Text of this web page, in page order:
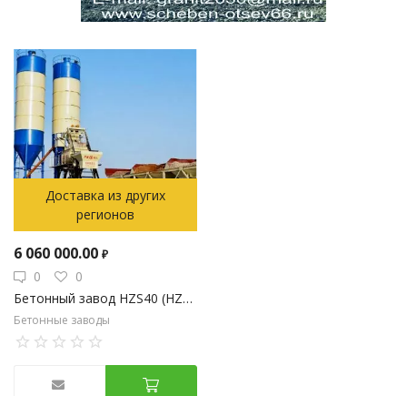
Доставка из других
регионов
6 060 000.00 ₽
0
0
Бетонный завод HZS40 (HZS45, HZS35)
Бетонные заводы